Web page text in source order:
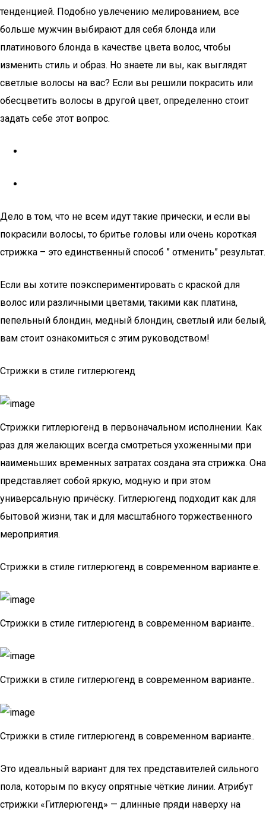
тенденцией. Подобно увлечению мелированием, все
больше мужчин выбирают для себя блонда или
платинового блонда в качестве цвета волос, чтобы
изменить стиль и образ. Но знаете ли вы, как выглядят
светлые волосы на вас? Если вы решили покрасить или
обесцветить волосы в другой цвет, определенно стоит
задать себе этот вопрос.
Дело в том, что не всем идут такие прически, и если вы
покрасили волосы, то бритье головы или очень короткая
стрижка – это единственный способ ” отменить” результат.
Если вы хотите поэкспериментировать с краской для
волос или различными цветами, такими как платина,
пепельный блондин, медный блондин, светлый или белый,
вам стоит ознакомиться с этим руководством!
Стрижки в стиле гитлерюгенд
Стрижки гитлерюгенд в первоначальном исполнении. Как
раз для желающих всегда смотреться ухоженными при
наименьших временных затратах создана эта стрижка. Она
представляет собой яркую, модную и при этом
универсальную причёску. Гитлерюгенд подходит как для
бытовой жизни, так и для масштабного торжественного
мероприятия.
Стрижки в стиле гитлерюгенд в современном варианте.е.
Стрижки в стиле гитлерюгенд в современном варианте..
Стрижки в стиле гитлерюгенд в современном варианте..
Стрижки в стиле гитлерюгенд в современном варианте..
Это идеальный вариант для тех представителей сильного
пола, которым по вкусу опрятные чёткие линии. Атрибут
стрижки «Гитлерюгенд» — длинные пряди наверху на